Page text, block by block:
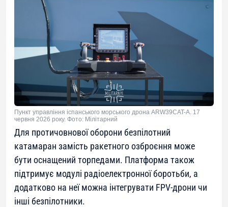
Пункт управління іспанського морського дрона ARW39CAT-A. 17
червня 2026 року. Фото: Мілітарний
Для протичовнової оборони безпілотний
катамаран замість ракетного озброєння може
бути оснащений торпедами. Платформа також
підтримує модулі радіоелектронної боротьби, а
додатково на неї можна інтегрувати FPV-дрони чи
інші безпілотники.